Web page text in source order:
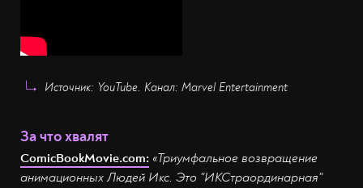
Источник: YouTube. Канал: Marvel Entertainment
За что хвалят
ComicBookMovie.com: «Триумфальное возвращение
анимационных Людей Икс. Это "ИКСтраординарная"